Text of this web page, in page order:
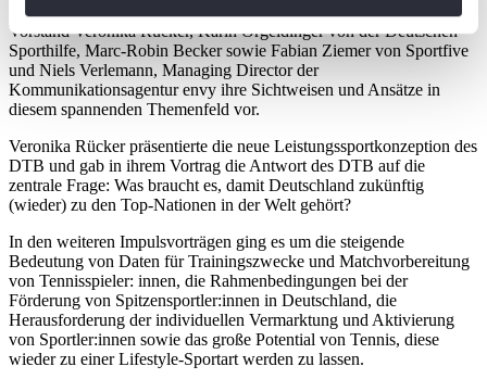
bestimmten Merkmalen (Fingerprinting) identifizieren
Erfahren Sie mehr darüber, wie Ihre persönlichen Daten
verarbeitet werden, und legen Sie Ihre Präferenzen im
Wir verwenden Cookies, um Inhalte und Anzeigen zu
personalisieren, Funktionen für soziale Medien anbieten
zu können und die Zugriffe auf unsere Website zu
analysieren. Außerdem geben wir Informationen zu Ihrer
Verwendung unserer Website an unsere Partner für
soziale Medien, Werbung und Analysen weiter. Unsere
Partner führen diese Informationen möglicherweise mit
weiteren Daten zusammen, die Sie ihnen bereitgestellt
Am Vormittag stellten Dr. Robert Seidl von Stats Perform, DTB-
Vorstand Veronika Rücker, Karin Orgeldinger von der Deutschen
Sporthilfe, Marc-Robin Becker sowie Fabian Ziemer von Sportfive
und Niels Verlemann, Managing Director der
Kommunikationsagentur envy ihre Sichtweisen und Ansätze in
diesem spannenden Themenfeld vor.
Veronika Rücker präsentierte die neue Leistungssportkonzeption des
DTB und gab in ihrem Vortrag die Antwort des DTB auf die
zentrale Frage: Was braucht es, damit Deutschland zukünftig
(wieder) zu den Top-Nationen in der Welt gehört?
In den weiteren Impulsvorträgen ging es um die steigende
Bedeutung von Daten für Trainingszwecke und Matchvorbereitung
von Tennisspieler: innen, die Rahmenbedingungen bei der
Förderung von Spitzensportler:innen in Deutschland, die
Herausforderung der individuellen Vermarktung und Aktivierung
von Sportler:innen sowie das große Potential von Tennis, diese
wieder zu einer Lifestyle-Sportart werden zu lassen.